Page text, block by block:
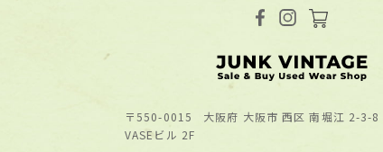
〒550-0015
⼤阪府 ⼤阪市 ⻄区 南堀江 2-3-8
VASEビル 2F